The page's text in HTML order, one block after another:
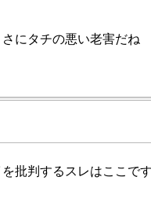
にタチの悪い老害だね
批判するスレはここで